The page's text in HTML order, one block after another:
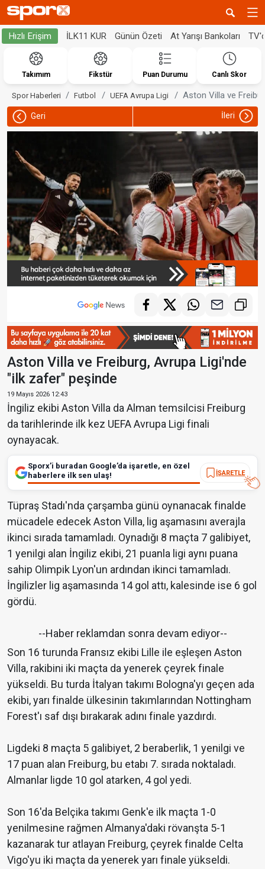
Hızlı Erişim İLK11 KUR Günün Özeti At Yarışı Bankoları
Takımım Fikstür Puan Durumu Canlı Skor
Spor Haberleri Futbol UEFA Avrupa Ligi Aston Villa ve
Geri İleri
Aston Villa ve Freiburg, Avrupa Ligi'nde
"ilk zafer" peşinde
19 Mayıs 2026 12:43
İngiliz ekibi Aston Villa da Alman temsilcisi Freiburg
da tarihlerinde ilk kez UEFA Avrupa Ligi finali
oynayacak.
Sporx’i buradan Google’da işaretle, en özel
haberlere ilk sen ulaş!
İŞARETLE
Tüpraş Stadı'nda çarşamba günü oynanacak finalde
mücadele edecek Aston Villa, lig aşamasını averajla
ikinci sırada tamamladı. Oynadığı 8 maçta 7 galibiyet,
1 yenilgi alan İngiliz ekibi, 21 puanla ligi aynı puana
sahip Olimpik Lyon'un ardından ikinci tamamladı.
İngilizler lig aşamasında 14 gol attı, kalesinde ise 6 gol
gördü.
--Haber reklamdan sonra devam ediyor--
Son 16 turunda Fransız ekibi Lille ile eşleşen Aston
Villa, rakibini iki maçta da yenerek çeyrek finale
yükseldi. Bu turda İtalyan takımı Bologna'yı geçen ada
ekibi, yarı finalde ülkesinin takımlarından Nottingham
Forest'ı saf dışı bırakarak adını finale yazdırdı.
Ligdeki 8 maçta 5 galibiyet, 2 beraberlik, 1 yenilgi ve
17 puan alan Freiburg, bu etabı 7. sırada noktaladı.
Almanlar ligde 10 gol atarken, 4 gol yedi.
Son 16'da Belçika takımı Genk'e ilk maçta 1-0
yenilmesine rağmen Almanya'daki rövanşta 5-1
kazanarak tur atlayan Freiburg, çeyrek finalde Celta
Vigo'yu iki maçta da yenerek yarı finale yükseldi.